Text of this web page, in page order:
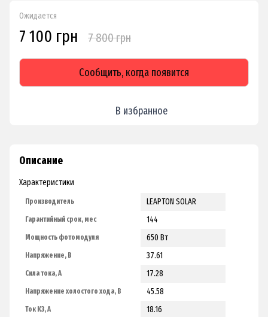
Ожидается
7 100 грн 7 800 грн
Сообщить, когда появится
В избранное
Описание
Характеристики
Производитель LEAPTON SOLAR
Гарантийный срок, мес 144
Мощность фотомодуля 650 Вт
Напряжение, В 37.61
Сила тока, А 17.28
Напряжение холостого хода, В 45.58
Ток КЗ, А 18.16